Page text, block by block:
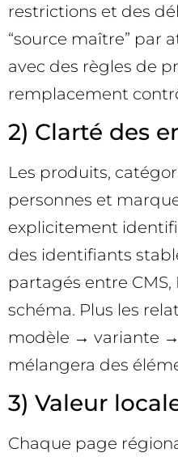
restrictions et des
“source maître” par
avec des règles de
remplacement
2) Clarté des
Les produits,
personnes et
explicitement
des identifiants
partagés entre CMS,
schéma. Plus les
modèle → variante →
mélangera des
3) Valeur
Chaque page